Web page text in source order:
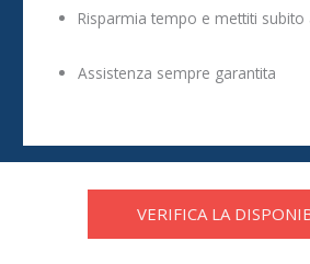
Risparmia tempo e mettiti subito
Assistenza sempre garantita
VERIFICA LA